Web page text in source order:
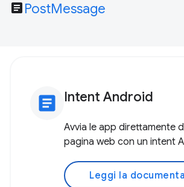
article PostMessage
article Intent Android
Avvia le app direttamente
pagina web con un intent
Leggi la